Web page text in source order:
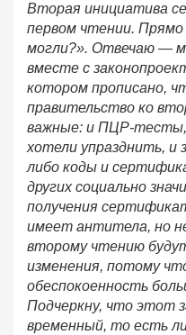
Вторая инициатива
первом чтении.
могли?». Отвечаю —
вместе с
котором прописано,
правительство ко
важные: и ПЦР-
хотели упразднить, и
либо коды и
других социально
получения
имеет антитела, но
второму чтению
изменения, потому
обеспокоенность
Подчеркну, что этот
временный, то есть